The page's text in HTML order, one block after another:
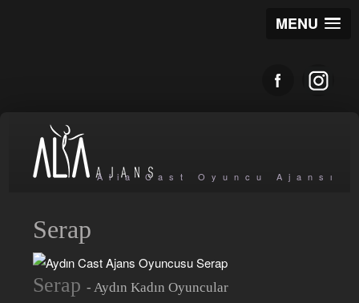
MENU
Alia Cast Oyuncu Ajansı
Serap
Serap- Aydın Kadın Oyuncular